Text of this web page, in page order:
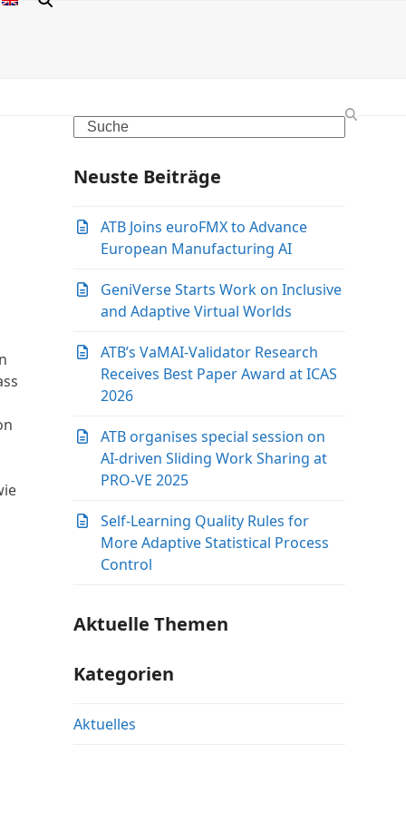
Search
Neuste Beiträge
ATB Joins euroFMX to Advance
European Manufacturing AI
GeniVerse Starts Work on Inclusive
and Adaptive Virtual Worlds
ATB’s VaMAI-Validator Research
Receives Best Paper Award at ICAS
2026
ATB organises special session on
AI-driven Sliding Work Sharing at
PRO-VE 2025
Self-Learning Quality Rules for
More Adaptive Statistical Process
Control
Aktuelle Themen
Kategorien
Aktuelles